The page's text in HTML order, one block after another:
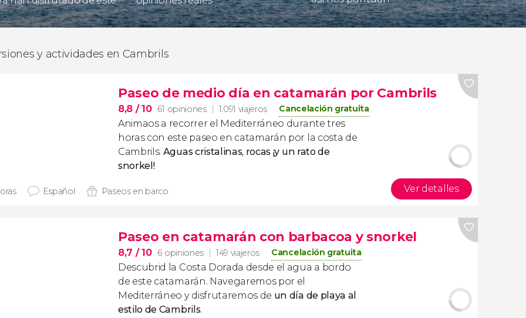
y actividades en Cambrils
Paseo de medio día en catamarán por Cambrils
8,8 / 10 61 opiniones 1.091 viajeros Cancelación gratuita
Animaos a recorrer el Mediterráneo durante tres
horas con este paseo en catamarán por la costa de
Cambrils. Aguas cristalinas, rocas ¡y un rato de
snorkel!
Español Paseos en barco Ver detalles
Paseo en catamarán con barbacoa y snorkel
8,7 / 10 6 opiniones 149 viajeros Cancelación gratuita
Descubrid la Costa Dorada desde el agua a bordo
de este catamarán. Navegaremos por el
Mediterráneo y disfrutaremos de un día de playa al
estilo de Cambrils.